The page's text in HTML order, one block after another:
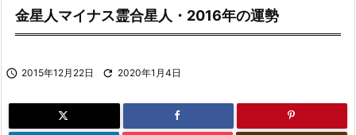
金星人マイナス霊合星人・2016年の運勢
 2015年12月22日  2020年1月4日